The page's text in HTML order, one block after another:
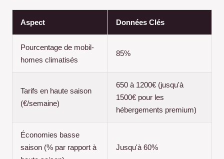
Aspect Données Clés
Pourcentage de mobil-
homes climatisés
85%
Tarifs en haute saison
(€/semaine)
650 à 1200€ (jusqu'à
1500€ pour les
hébergements premium)
Économies basse
saison (% par rapport à
Jusqu'à 60%